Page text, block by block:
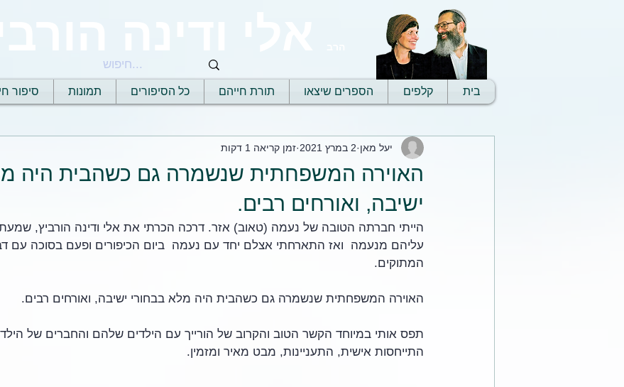
בית קלפים הספרים שיצאו תורת חייהם כל הסיפורים תמונות סיפור
האוירה המשפחתית שנשמרה גם כשהבית היה
ישיבה, ואורחים רבים.
יעל מאן 2 במרץ 2021 זמן קריאה 1 דקות
הייתי חברתה הטובה של נעמה (טאוב) אזר. דרכה הכרתי את אלי ודינה הורביץ,
עליהם מנעמה  ואז התארחתי אצלם יחד עם נעמה  ביום הכיפורים ופעם בסוכה עם
המתוקים.
האוירה המשפחתית שנשמרה גם כשהבית היה מלא בבחורי ישיבה, ואורחים רבים.
תפס אותי במיוחד הקשר הטוב והקרוב של הורייך עם הילדים שלהם והחברים של
התייחסות אישית, התעניינות, מבט מאיר ומזמין.